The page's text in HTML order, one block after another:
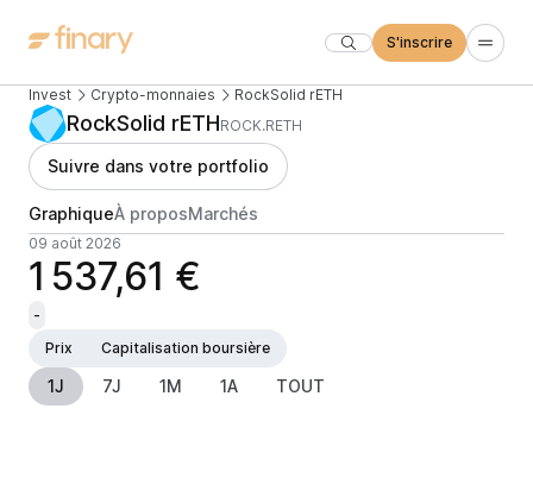
S'inscrire
Invest Crypto-monnaies RockSolid rETH
RockSolid rETHROCK.RETH
Suivre dans votre portfolio
GraphiqueÀ proposMarchés
09 août 2026
1 537,61 €
-
Prix
Capitalisation boursière
1J 7J 1M 1A TOUT